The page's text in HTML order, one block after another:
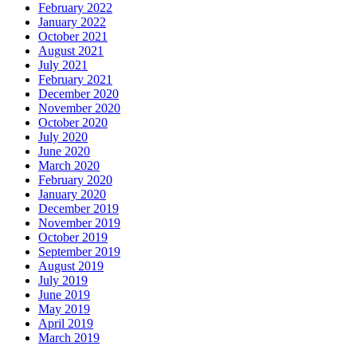
February 2022
January 2022
October 2021
August 2021
July 2021
February 2021
December 2020
November 2020
October 2020
July 2020
June 2020
March 2020
February 2020
January 2020
December 2019
November 2019
October 2019
September 2019
August 2019
July 2019
June 2019
May 2019
April 2019
March 2019